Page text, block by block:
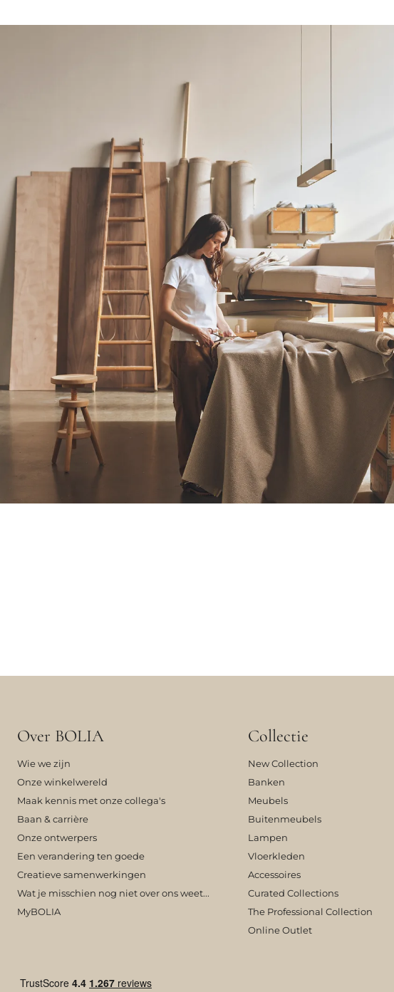
Over BOLIA
Wie we zijn
Onze winkelwereld
Maak kennis met onze collega's
Baan & carrière
Onze ontwerpers
Een verandering ten goede
Creatieve samenwerkingen
Wat je misschien nog niet over ons weet...
MyBOLIA
Collectie
New Collection
Banken
Meubels
Buitenmeubels
Lampen
Vloerkleden
Accessoires
Curated Collections
The Professional Collection
Online Outlet